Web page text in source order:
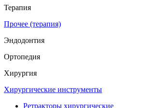
Терапия
Прочее (терапия)
Эндодонтия
Ортопедия
Хирургия
Хирургические инструменты
Ретракторы хирургические